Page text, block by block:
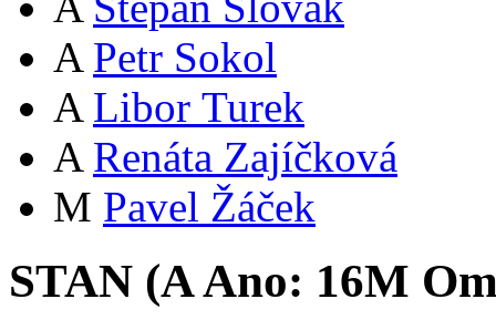
A Petr Sokol
A Libor Turek
A Renáta Zajíčková
M Pavel Žáček
STAN (AAno: 16M